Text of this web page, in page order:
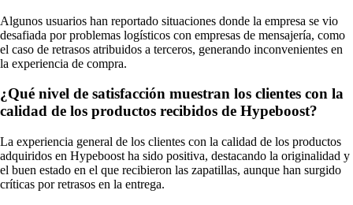
Algunos usuarios han reportado situaciones donde la empresa se vio
desafiada por problemas logísticos con empresas de mensajería, como
el caso de retrasos atribuidos a terceros, generando inconvenientes en
la experiencia de compra.
¿Qué nivel de satisfacción muestran los clientes con la
calidad de los productos recibidos de Hypeboost?
La experiencia general de los clientes con la calidad de los productos
adquiridos en Hypeboost ha sido positiva, destacando la originalidad y
el buen estado en el que recibieron las zapatillas, aunque han surgido
críticas por retrasos en la entrega.